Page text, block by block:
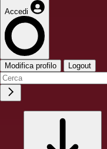
Accedi
Modifica profilo Logout